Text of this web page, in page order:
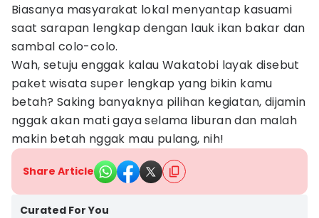
Biasanya masyarakat lokal menyantap kasuami
saat sarapan lengkap dengan lauk ikan bakar dan
sambal colo-colo.
Wah, setuju enggak kalau Wakatobi layak disebut
paket wisata super lengkap yang bikin kamu
betah? Saking banyaknya pilihan kegiatan, dijamin
nggak akan mati gaya selama liburan dan malah
makin betah nggak mau pulang, nih!
Share Article
Curated For You